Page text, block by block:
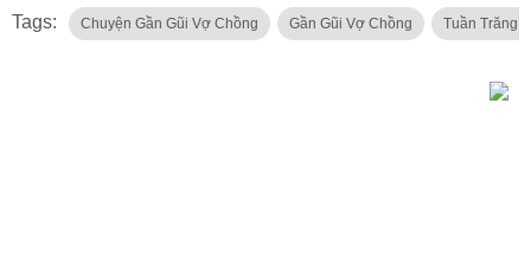
Tags: Chuyện Gần Gũi Vợ Chồng Gần Gũi Vợ Chồng Tuần Trăng